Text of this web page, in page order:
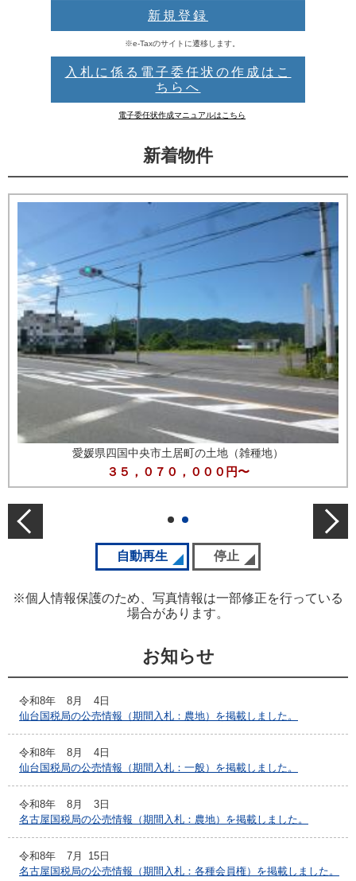
新規登録
※e-Taxのサイトに遷移します。
入札に係る電子委任状の作成はこ
ちらへ
電子委任状作成マニュアルはこちら
新着物件
愛媛県四国中央市土居町の土地（雑種地）
３５，０７０，０００円〜
前の公売情報 次
スライドの自動再生を開始
自動再生 スライドの自動再生を停
停止
※個人情報保護のため、写真情報は一部修正を行っている
場合があります。
お知らせ
令和8年 8月
4日
仙台国税局の公売情報（期間入札：農地）を掲載しました。
令和8年 8月
4日
仙台国税局の公売情報（期間入札：一般）を掲載しました。
令和8年 8月
3日
名古屋国税局の公売情報（期間入札：農地）を掲載しました。
令和8年 7月
15日
名古屋国税局の公売情報（期間入札：各種会員権）を掲載しました。